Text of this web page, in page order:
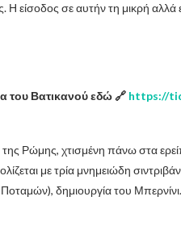
Η είσοδος σε αυτήν τη μικρή
του Βατικανού εδώ 🔗 https://
Ρώμης, χτισμένη πάνω στα
με τρία μνημειώδη
δημιουργία του Μπερνίνι.